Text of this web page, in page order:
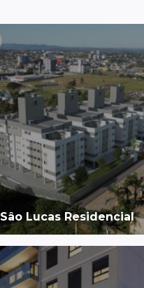
Sâo Lucas Residencial